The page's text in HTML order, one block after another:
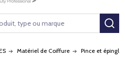
Matériel de Coiffure Pince et épingle